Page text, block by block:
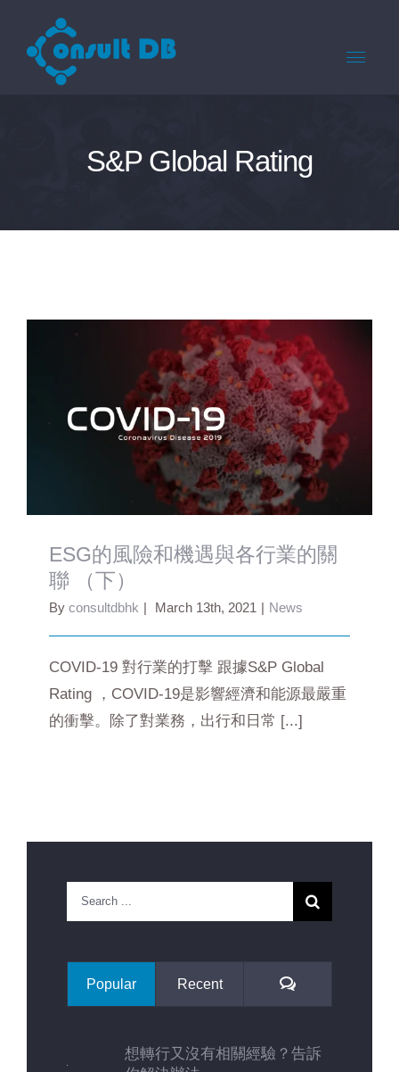
S&P Global Rating
ESG的風險和機遇與各行業的關聯 （下）
ESG的風險和機遇與各行業的關
聯 （下）
By consultdbhk | March 13th, 2021 | News
COVID-19 對行業的打擊 跟據S&P Global
Rating ，COVID-19是影響經濟和能源最嚴重
的衝擊。除了對業務，出行和日常 [...]
Search
for:
Popular Recent Comments
想轉行又沒有相關經驗？告訴